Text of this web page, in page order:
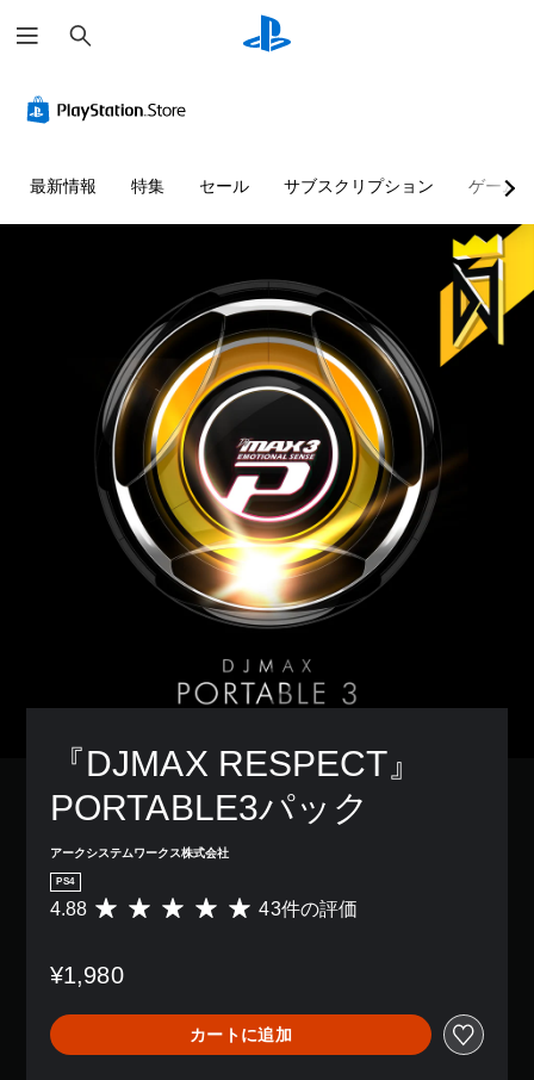
索
最新情報 特集 セール サブスクリプション ゲーム
『DJMAX RESPECT』
PORTABLE3パック
アークシステムワークス株式会社
PS4
評
は
3
、
平
4.88 43件の評価
¥1,980
カートに追加